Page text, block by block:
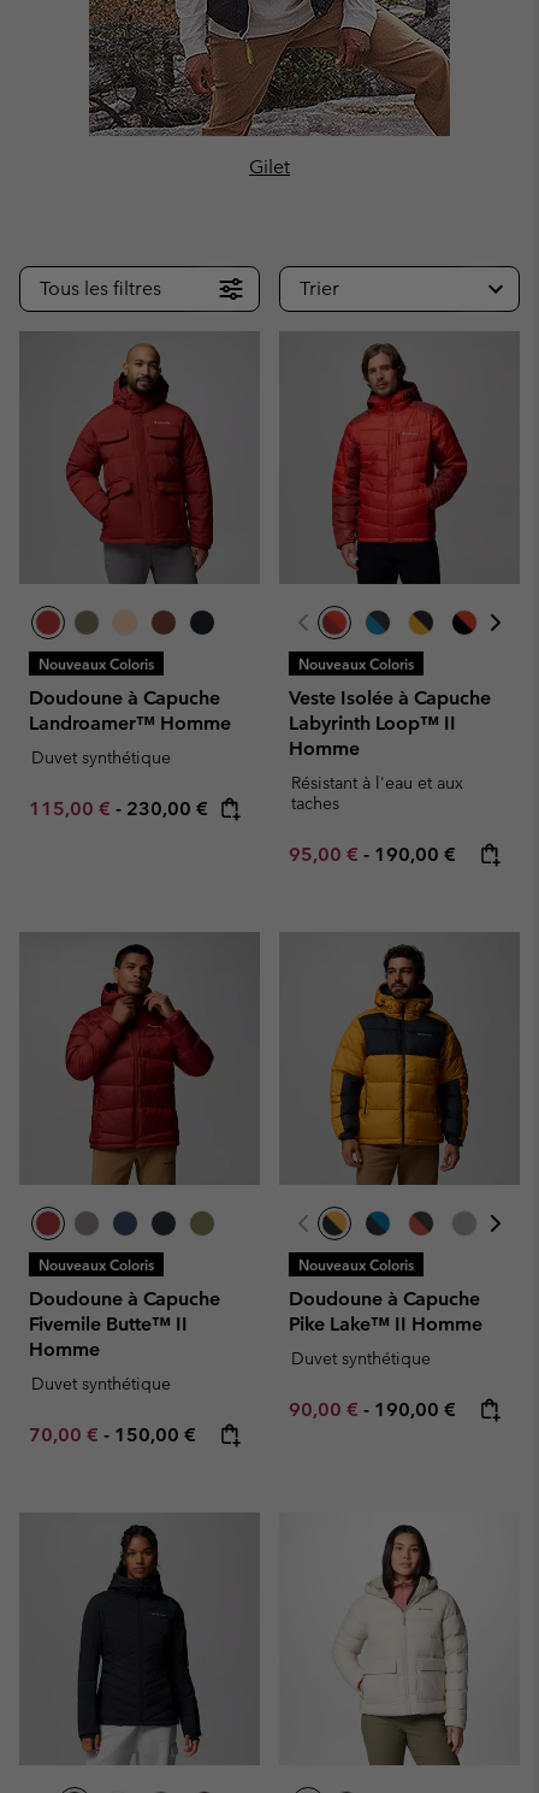
Gilet
Tous les filtres Trier
Nouveaux Coloris
Doudoune à Capuche
Landroamer™ Homme
Duvet synthétique
Minimum sale price:
115,00 € - Maximum price:
230,00 €
Nouveaux Coloris
Veste Isolée à Capuche
Labyrinth Loop™ II
Homme
Résistant à l'eau et aux
taches
Minimum sale price:
95,00 € - Maximum price:
190,00 €
Nouveaux Coloris
Doudoune à Capuche
Fivemile Butte™ II
Homme
Duvet synthétique
Minimum sale price:
70,00 € - Maximum price:
150,00 €
Nouveaux Coloris
Doudoune à Capuche
Pike Lake™ II Homme
Duvet synthétique
Minimum sale price:
90,00 € - Maximum price:
190,00 €